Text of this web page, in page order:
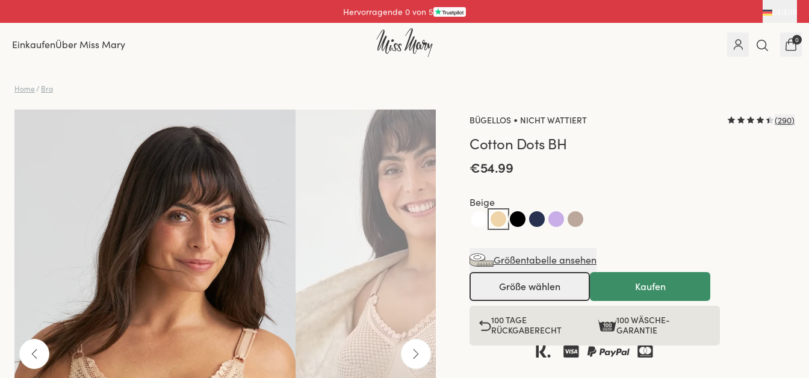
Hervorragende 4.3 von 5
EinkaufenÜber Miss Mary 0
Home / Bra
BÜGELLOS • NICHT WATTIERT (290)
Cotton Dots BH
€54.99
Beige
Größentabelle ansehen
Größe wählen Kaufen
100 TAGE
RÜCKGABERECHT
100 WÄSCHE-
GARANTIE